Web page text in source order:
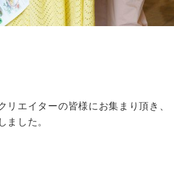
エイターの皆様にお集まり頂き、
した。